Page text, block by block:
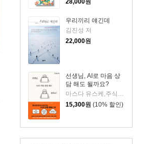
28,000원
우리끼리 얘긴데
김진성 저
22,000원
선생님, AI로 마음 상
담 해도 될까요?
15,300원 (10% 할인)